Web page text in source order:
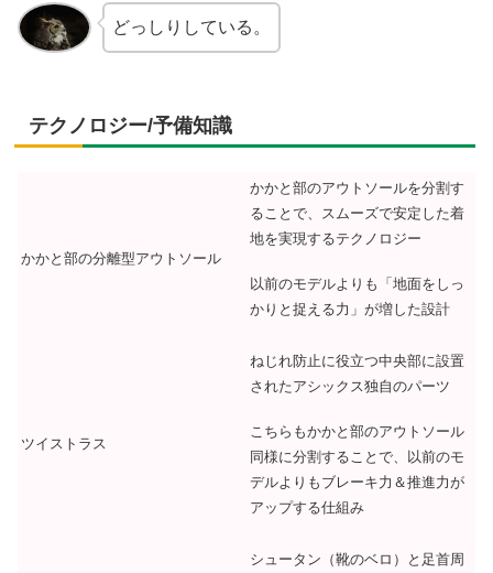
どっしりしている。
テクノロジー/予備知識
かかと部の分離型アウトソール
かかと部のアウトソールを分割す
ることで、スムーズで安定した着
地を実現するテクノロジー
以前のモデルよりも「地面をしっ
かりと捉える力」が増した設計
ツイストラス
ねじれ防止に役立つ中央部に設置
されたアシックス独自のパーツ
こちらもかかと部のアウトソール
同様に分割することで、以前のモ
デルよりもブレーキ力＆推進力が
アップする仕組み
シュータン（靴のベロ）と足首周